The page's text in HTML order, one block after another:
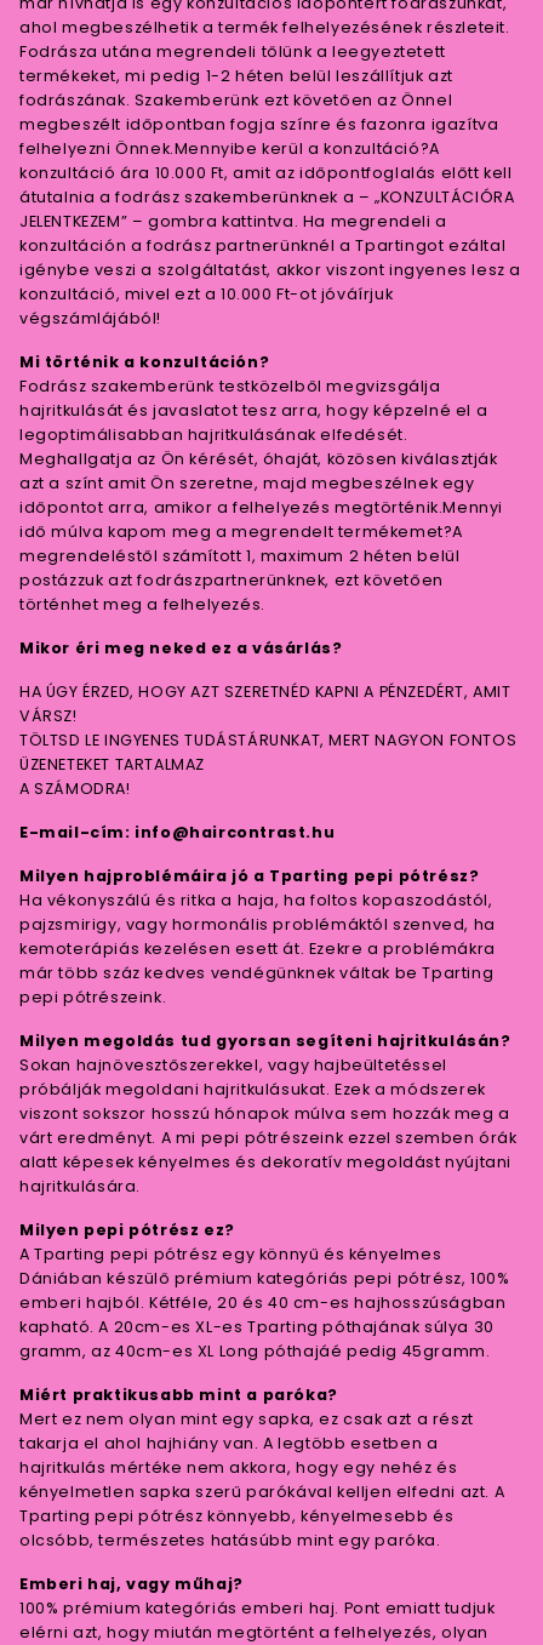
ahol megbeszélhetik a termék felhelyezésének részleteit.
Fodrásza utána megrendeli tőlünk a leegyeztetett
termékeket, mi pedig 1-2 héten belül leszállítjuk azt
fodrászának. Szakemberünk ezt követően az Önnel
megbeszélt időpontban fogja színre és fazonra igazítva
felhelyezni Önnek.Mennyibe kerül a konzultáció?A
konzultáció ára 10.000 Ft, amit az időpontfoglalás előtt kell
átutalnia a fodrász szakemberünknek a – „KONZULTÁCIÓRA
JELENTKEZEM” – gombra kattintva. Ha megrendeli a
konzultáción a fodrász partnerünknél a Tpartingot ezáltal
igénybe veszi a szolgáltatást, akkor viszont ingyenes lesz a
konzultáció, mivel ezt a 10.000 Ft-ot jóváírjuk
végszámlájából!
Mi történik a konzultáción?
Fodrász szakemberünk testközelből megvizsgálja
hajritkulását és javaslatot tesz arra, hogy képzelné el a
legoptimálisabban hajritkulásának elfedését.
Meghallgatja az Ön kérését, óhaját, közösen kiválasztják
azt a színt amit Ön szeretne, majd megbeszélnek egy
időpontot arra, amikor a felhelyezés megtörténik.Mennyi
idő múlva kapom meg a megrendelt termékemet?A
megrendeléstől számított 1, maximum 2 héten belül
postázzuk azt fodrászpartnerünknek, ezt követően
történhet meg a felhelyezés.
Mikor éri meg neked ez a vásárlás?
HA ÚGY ÉRZED, HOGY AZT SZERETNÉD KAPNI A PÉNZEDÉRT, AMIT
VÁRSZ!
TÖLTSD LE INGYENES TUDÁSTÁRUNKAT, MERT NAGYON FONTOS
ÜZENETEKET TARTALMAZ
A SZÁMODRA!
E-mail-cím: info@haircontrast.hu
Milyen hajproblémáira jó a Tparting pepi pótrész?
Ha vékonyszálú és ritka a haja, ha foltos kopaszodástól,
pajzsmirigy, vagy hormonális problémáktól szenved, ha
kemoterápiás kezelésen esett át. Ezekre a problémákra
már több száz kedves vendégünknek váltak be Tparting
pepi pótrészeink.
Milyen megoldás tud gyorsan segíteni hajritkulásán?
Sokan hajnövesztőszerekkel, vagy hajbeültetéssel
próbálják megoldani hajritkulásukat. Ezek a módszerek
viszont sokszor hosszú hónapok múlva sem hozzák meg a
várt eredményt. A mi pepi pótrészeink ezzel szemben órák
alatt képesek kényelmes és dekoratív megoldást nyújtani
hajritkulására.
Milyen pepi pótrész ez?
A Tparting pepi pótrész egy könnyű és kényelmes
Dániában készülő prémium kategóriás pepi pótrész, 100%
emberi hajból. Kétféle, 20 és 40 cm-es hajhosszúságban
kapható. A 20cm-es XL-es Tparting póthajának súlya 30
gramm, az 40cm-es XL Long póthajáé pedig 45gramm.
Miért praktikusabb mint a paróka?
Mert ez nem olyan mint egy sapka, ez csak azt a részt
takarja el ahol hajhiány van. A legtöbb esetben a
hajritkulás mértéke nem akkora, hogy egy nehéz és
kényelmetlen sapka szerű parókával kelljen elfedni azt. A
Tparting pepi pótrész könnyebb, kényelmesebb és
olcsóbb, természetes hatásúbb mint egy paróka.
Emberi haj, vagy műhaj?
100% prémium kategóriás emberi haj. Pont emiatt tudjuk
elérni azt, hogy miután megtörtént a felhelyezés, olyan